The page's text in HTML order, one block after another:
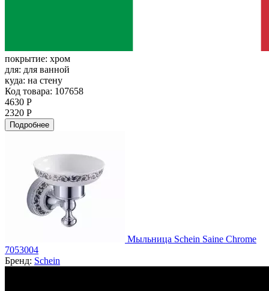
покрытие: хром
для: для ванной
куда: на стену
Код товара: 107658
4630 Р
2320 Р
Подробнее
Мыльница Schein Saine Chrome
7053004
Бренд: Schein